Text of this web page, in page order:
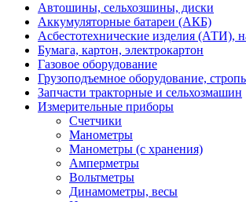
Автошины, сельхозшины, диски
Аккумуляторные батареи (АКБ)
Асбестотехнические изделия (АТИ),
Бумага, картон, электрокартон
Газовое оборудование
Грузоподъемное оборудование,
Запчасти тракторные и сельхозмашин
Измерительные приборы
Счетчики
Манометры
Манометры (с хранения)
Амперметры
Вольтметры
Динамометры, весы